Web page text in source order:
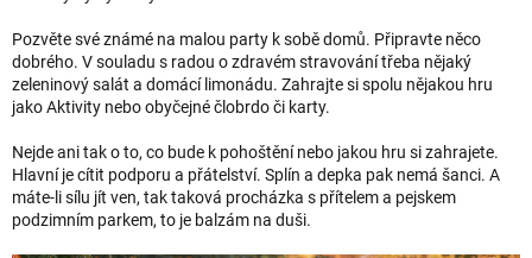
Pozvěte své známé na malou party k sobě domů. Připravte něco
dobrého. V souladu s radou o zdravém stravování třeba nějaký
zeleninový salát a domácí limonádu. Zahrajte si spolu nějakou hru
jako Aktivity nebo obyčejné člobrdo či karty.
Nejde ani tak o to, co bude k pohoštění nebo jakou hru si zahrajete.
Hlavní je cítit podporu a přátelství. Splín a depka pak nemá šanci. A
máte-li sílu jít ven, tak taková procházka s přítelem a pejskem
podzimním parkem, to je balzám na duši.